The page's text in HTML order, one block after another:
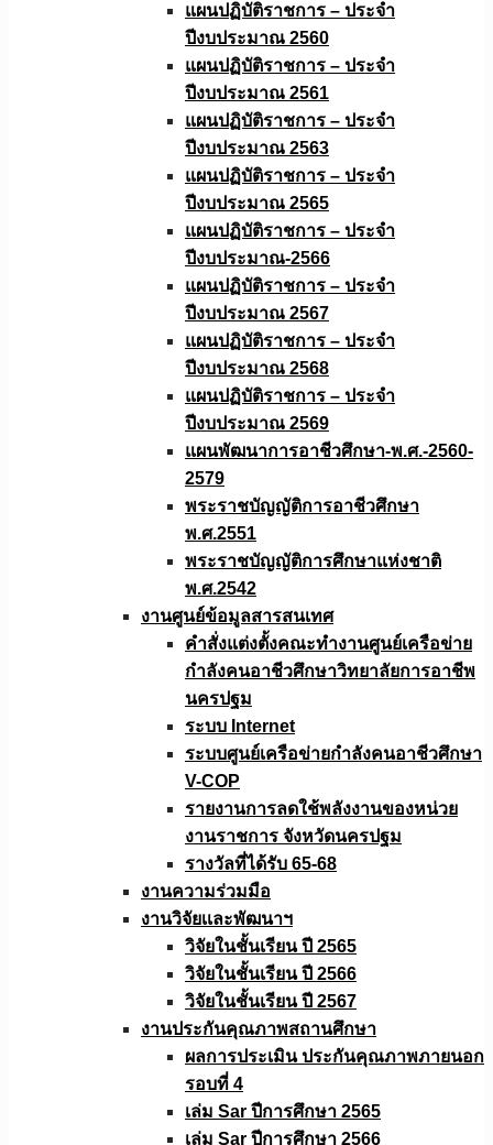
แผนปฏิบัติราชการ – ประจำ
ปีงบประมาณ 2560
แผนปฏิบัติราชการ – ประจำ
ปีงบประมาณ 2561
แผนปฏิบัติราชการ – ประจำ
ปีงบประมาณ 2563
แผนปฏิบัติราชการ – ประจำ
ปีงบประมาณ 2565
แผนปฏิบัติราชการ – ประจำ
ปีงบประมาณ-2566
แผนปฏิบัติราชการ – ประจำ
ปีงบประมาณ 2567
แผนปฏิบัติราชการ – ประจำ
ปีงบประมาณ 2568
แผนปฏิบัติราชการ – ประจำ
ปีงบประมาณ 2569
แผนพัฒนาการอาชีวศึกษา-พ.ศ.-2560-
2579
พระราชบัญญัติการอาชีวศึกษา
พ.ศ.2551
พระราชบัญญัติการศึกษาแห่งชาติ
พ.ศ.2542
งานศูนย์ข้อมูลสารสนเทศ
คำสั่งแต่งตั้งคณะทำงานศูนย์เครือข่าย
กำลังคนอาชีวศึกษาวิทยาลัยการอาชีพ
นครปฐม
ระบบ Internet
ระบบศูนย์เครือข่ายกำลังคนอาชีวศึกษา
V-COP
รายงานการลดใช้พลังงานของหน่วย
งานราชการ จังหวัดนครปฐม
รางวัลที่ได้รับ 65-68
งานความร่วมมือ
งานวิจัยเเละพัฒนาฯ
วิจัยในชั้นเรียน ปี 2565
วิจัยในชั้นเรียน ปี 2566
วิจัยในชั้นเรียน ปี 2567
งานประกันคุณภาพสถานศึกษา
ผลการประเมิน ประกันคุณภาพภายนอก
รอบที่ 4
เล่ม Sar ปีการศึกษา 2565
เล่ม Sar ปีการศึกษา 2566